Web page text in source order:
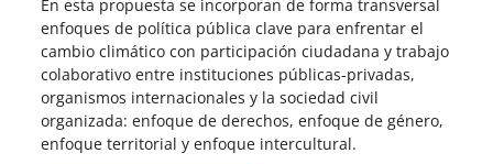
En esta propuesta se incorporan de forma transversal
enfoques de política pública clave para enfrentar el
cambio climático con participación ciudadana y trabajo
colaborativo entre instituciones públicas-privadas,
organismos internacionales y la sociedad civil
organizada: enfoque de derechos, enfoque de género,
enfoque territorial y enfoque intercultural.